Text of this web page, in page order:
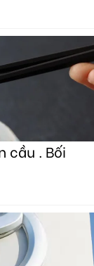
cầu . Bối